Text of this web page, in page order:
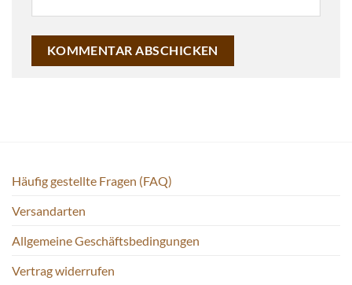
Häufig gestellte Fragen (FAQ)
Versandarten
Allgemeine Geschäftsbedingungen
Vertrag widerrufen